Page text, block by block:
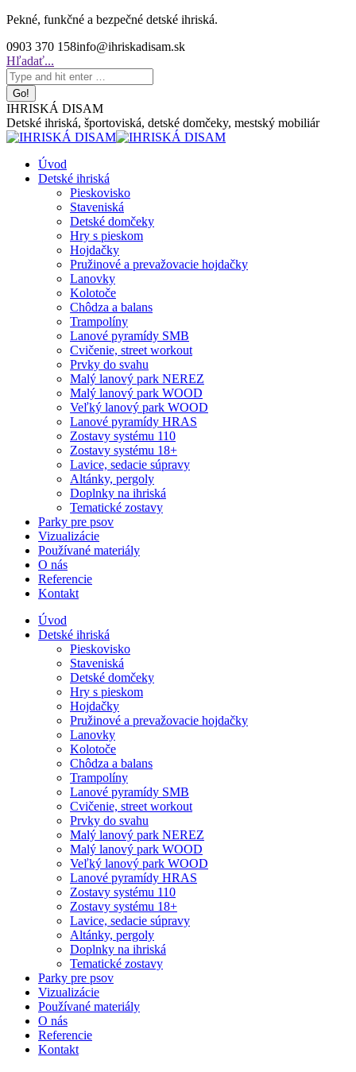
Skip
content
Pekné, funkčné a bezpečné detské ihriská.
0903 370 158info@ihriskadisam.sk
Search:
Hľadať...
IHRISKÁ DISAM
Detské ihriská, športoviská, detské domčeky, mestský mobiliár
Úvod
Detské ihriská
Pieskovisko
Staveniská
Detské domčeky
Hry s pieskom
Hojdačky
Pružinové a prevažovacie hojdačky
Lanovky
Kolotoče
Chôdza a balans
Trampolíny
Lanové pyramídy SMB
Cvičenie, street workout
Prvky do svahu
Malý lanový park NEREZ
Malý lanový park WOOD
Veľký lanový park WOOD
Lanové pyramídy HRAS
Zostavy systému 110
Zostavy systému 18+
Lavice, sedacie súpravy
Altánky, pergoly
Doplnky na ihriská
Tematické zostavy
Parky pre psov
Vizualizácie
Používané materiály
O nás
Referencie
Kontakt
Úvod
Detské ihriská
Pieskovisko
Staveniská
Detské domčeky
Hry s pieskom
Hojdačky
Pružinové a prevažovacie hojdačky
Lanovky
Kolotoče
Chôdza a balans
Trampolíny
Lanové pyramídy SMB
Cvičenie, street workout
Prvky do svahu
Malý lanový park NEREZ
Malý lanový park WOOD
Veľký lanový park WOOD
Lanové pyramídy HRAS
Zostavy systému 110
Zostavy systému 18+
Lavice, sedacie súpravy
Altánky, pergoly
Doplnky na ihriská
Tematické zostavy
Parky pre psov
Vizualizácie
Používané materiály
O nás
Referencie
Kontakt